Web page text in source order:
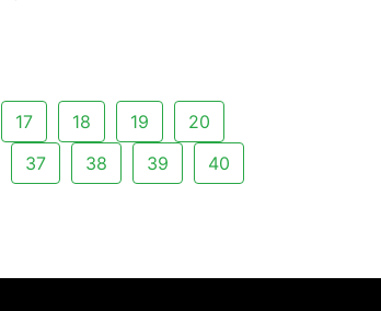
17 18 19
20
37 38 39
40